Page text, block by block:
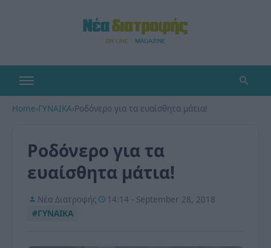
Home›ΓΥΝΑΙΚΑ›Ροδόνερο για τα ευαίσθητα μάτια!
Ροδόνερο για τα
ευαίσθητα μάτια!
Νέα Διατροφής
14:14 - September 28, 2018
#ΓΥΝΑΙΚΑ